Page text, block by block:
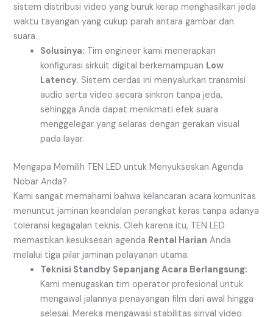
sistem distribusi video yang buruk kerap menghasilkan jeda
waktu tayangan yang cukup parah antara gambar dan
suara.
Solusinya: Tim engineer kami menerapkan
konfigurasi sirkuit digital berkemampuan Low
Latency. Sistem cerdas ini menyalurkan transmisi
audio serta video secara sinkron tanpa jeda,
sehingga Anda dapat menikmati efek suara
menggelegar yang selaras dengan gerakan visual
pada layar.
Mengapa Memilih TEN LED untuk Menyukseskan Agenda
Nobar Anda?
Kami sangat memahami bahwa kelancaran acara komunitas
menuntut jaminan keandalan perangkat keras tanpa adanya
toleransi kegagalan teknis. Oleh karena itu, TEN LED
memastikan kesuksesan agenda Rental Harian Anda
melalui tiga pilar jaminan pelayanan utama:
Teknisi Standby Sepanjang Acara Berlangsung:
Kami menugaskan tim operator profesional untuk
mengawal jalannya penayangan film dari awal hingga
selesai. Mereka mengawasi stabilitas sinyal video